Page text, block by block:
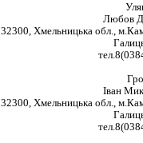
Любов
32300, Хмельницька обл.,
Іван
32300, Хмельницька обл.,